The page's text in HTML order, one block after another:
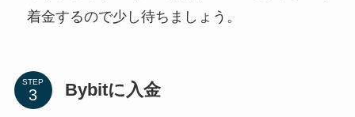
着金するので少し待ちましょう。
STEP Bybitに入金